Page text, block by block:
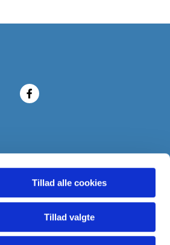
Tillad alle cookies
Tillad valgte